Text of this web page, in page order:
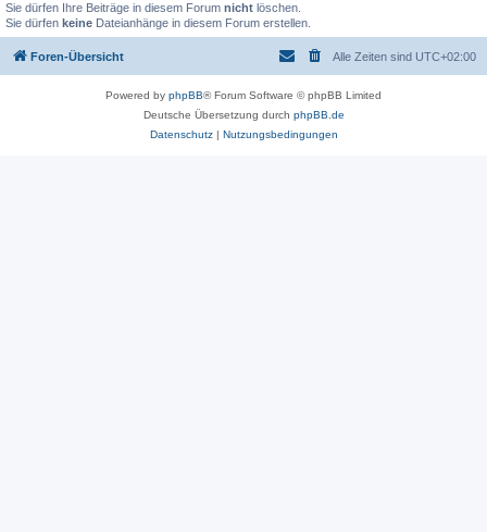
Sie dürfen Ihre Beiträge in diesem Forum nicht löschen.
Sie dürfen keine Dateianhänge in diesem Forum erstellen.
Foren-Übersicht Alle Zeiten sind UTC+02:00
Powered by phpBB® Forum Software © phpBB Limited
Deutsche Übersetzung durch phpBB.de
Datenschutz| Nutzungsbedingungen